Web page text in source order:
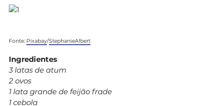
Fonte: Pixabay/StephanieAlbert
Ingredientes
3 latas de atum
2 ovos
1 lata grande de feijão frade
1 cebola